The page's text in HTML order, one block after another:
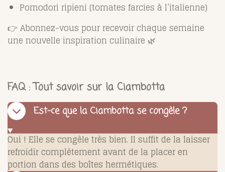
Pomodori ripieni (tomates farcies à l’italienne)
👉 Abonnez-vous pour recevoir chaque semaine
une nouvelle inspiration culinaire 🌿
FAQ : Tout savoir sur la Ciambotta
Est-ce que la Ciambotta se congèle ?
Oui ! Elle se congèle très bien. Il suffit de la laisser
refroidir complètement avant de la placer en
portion dans des boîtes hermétiques.